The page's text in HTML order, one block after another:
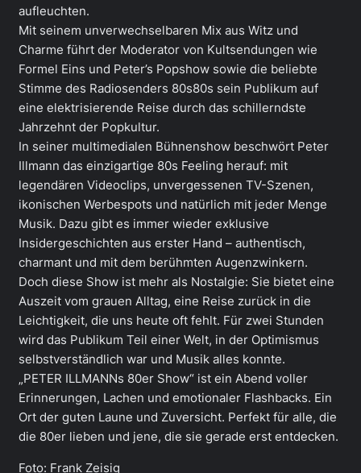
aufleuchten.
Mit seinem unverwechselbaren Mix aus Witz und
Charme führt der Moderator von Kultsendungen wie
Formel Eins und Peter’s Popshow sowie die beliebte
Stimme des Radiosenders 80s80s sein Publikum auf
eine elektrisierende Reise durch das schillerndste
Jahrzehnt der Popkultur.
In seiner multimedialen Bühnenshow beschwört Peter
Illmann das einzigartige 80s Feeling herauf: mit
legendären Videoclips, unvergessenen TV-Szenen,
ikonischen Werbespots und natürlich mit jeder Menge
Musik. Dazu gibt es immer wieder exklusive
Insidergeschichten aus erster Hand – authentisch,
charmant und mit dem berühmten Augenzwinkern.
Doch diese Show ist mehr als Nostalgie: Sie bietet eine
Auszeit vom grauen Alltag, eine Reise zurück in die
Leichtigkeit, die uns heute oft fehlt. Für zwei Stunden
wird das Publikum Teil einer Welt, in der Optimismus
selbstverständlich war und Musik alles konnte.
„PETER ILLMANNs 80er Show“ ist ein Abend voller
Erinnerungen, Lachen und emotionaler Flashbacks. Ein
Ort der guten Laune und Zuversicht. Perfekt für alle, die
die 80er lieben und jene, die sie gerade erst entdecken.
Foto: Frank Zeisig